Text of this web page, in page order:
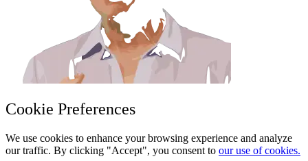
Cookie Preferences
We use cookies to enhance your browsing experience and analyze
our traffic. By clicking "Accept", you consent to our use of cookies.